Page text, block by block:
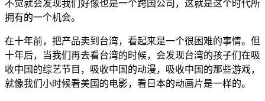
不觉就会发现我们好像也是一个跨国公司，这就是这个时代所
拥有的一个机会。
在十年前，把产品卖到台湾，看起来是一个很困难的事情。但
十年后，当我们再去看台湾的时候，会发现台湾的孩子们在吸
收中国的综艺节目，吸收中国的动漫，吸收中国的那些游戏，
就像我们小时候看美国的电影，看日本的动画片是一样的。